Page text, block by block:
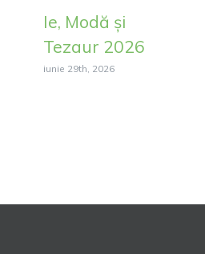
Ie, Modă și
Tezaur 2026
iunie 29th, 2026